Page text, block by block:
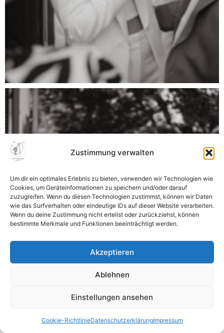
Zustimmung verwalten
Um dir ein optimales Erlebnis zu bieten, verwenden wir Technologien wie
Cookies, um Geräteinformationen zu speichern und/oder darauf
zuzugreifen. Wenn du diesen Technologien zustimmst, können wir Daten
wie das Surfverhalten oder eindeutige IDs auf dieser Website verarbeiten.
Wenn du deine Zustimmung nicht erteilst oder zurückziehst, können
bestimmte Merkmale und Funktionen beeinträchtigt werden.
Akzeptieren
Ablehnen
Einstellungen ansehen
Cookie-RichtlinieDatenschutzerklärungImpressum